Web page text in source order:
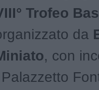
Trofeo
da
, con